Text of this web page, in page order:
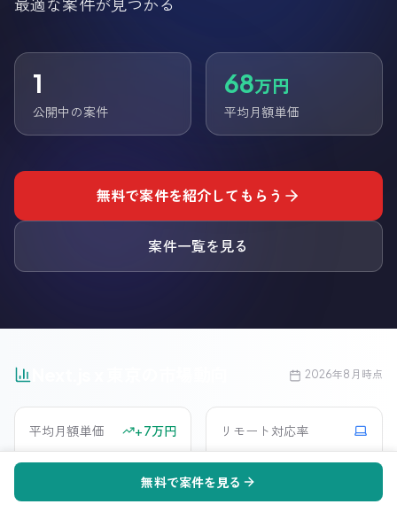
1
公開中の案件
68万円
平均月額単価
無料で案件を紹介してもらう
案件一覧を見る
Next.js 件掲載中、平均単
2026年8月 時点
平均月額単価 +7万円
68万円
リモート対応率
-%
無料で案件を見る